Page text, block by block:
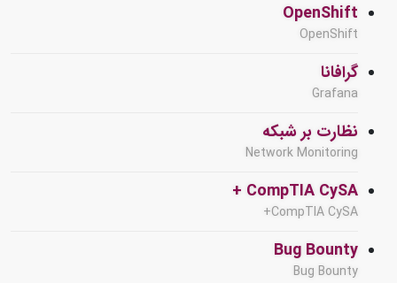
OpenShift
OpenShift
گرافانا
Grafana
نظارت بر شبکه
Network Monitoring
CompTIA CySA +
CompTIA CySA+
Bug Bounty
Bug Bounty